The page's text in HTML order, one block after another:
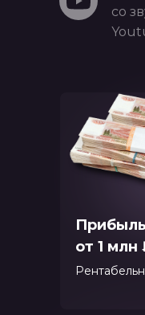
Прибыль
от 1
со